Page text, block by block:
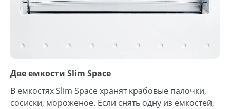
Две емкости Slim Space
В емкостях Slim Space хранят крабовые палочки,
сосиски, мороженое. Если снять одну из емкостей,